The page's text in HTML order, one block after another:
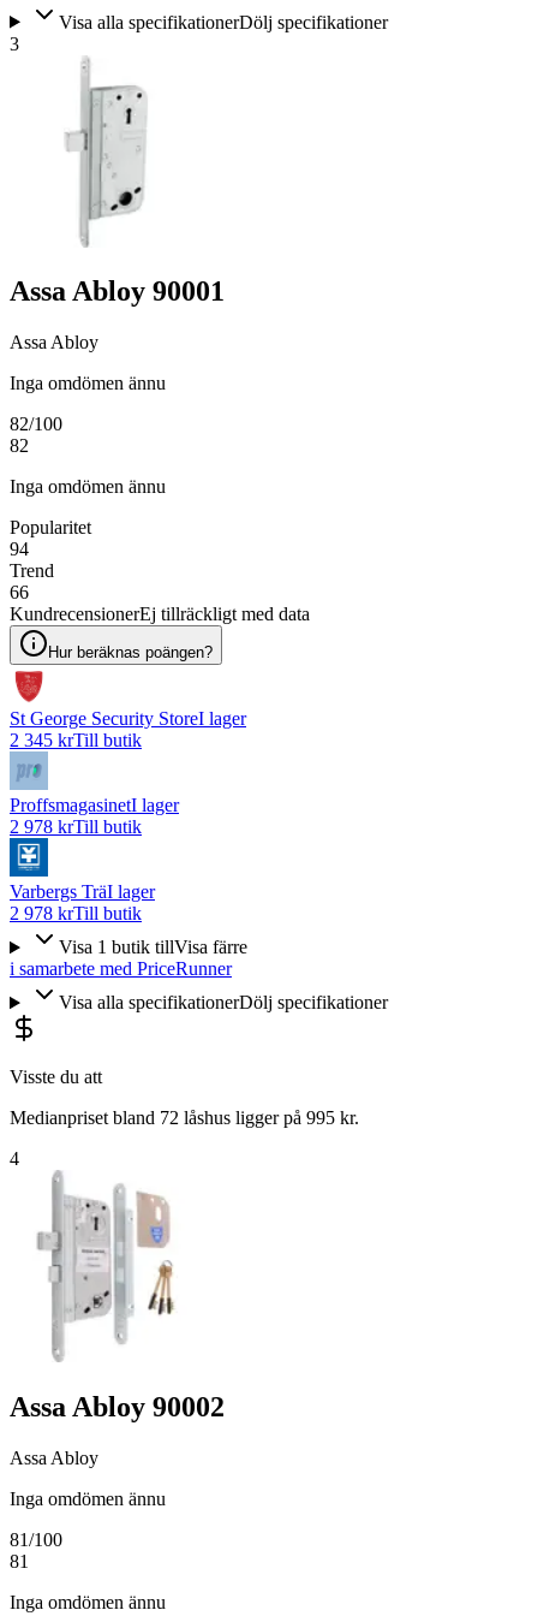
Visa alla specifikationerDölj specifikationer
3
Assa Abloy 90001
Assa Abloy
Inga omdömen ännu
82/100
82
Inga omdömen ännu
Popularitet
94
Trend
66
KundrecensionerEj tillräckligt med data
Hur beräknas poängen?
St George Security StoreI lager
2 345 krTill butik
ProffsmagasinetI lager
2 978 krTill butik
Varbergs TräI lager
2 978 krTill butik
Visa 1 butik tillVisa färre
i samarbete med PriceRunner
Visa alla specifikationerDölj specifikationer
Visste du att
Medianpriset bland 72 låshus ligger på 995 kr.
4
Assa Abloy 90002
Assa Abloy
Inga omdömen ännu
81/100
81
Inga omdömen ännu